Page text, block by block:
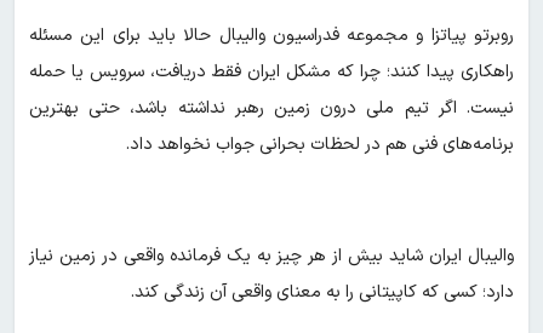
روبرتو پیاتزا و مجموعه فدراسیون والیبال حالا باید برای این مسئله
راهکاری پیدا کنند؛ چرا که مشکل ایران فقط دریافت، سرویس یا حمله
نیست. اگر تیم ملی درون زمین رهبر نداشته باشد، حتی بهترین
برنامه‌های فنی هم در لحظات بحرانی جواب نخواهد داد.
والیبال ایران شاید بیش از هر چیز به یک فرمانده واقعی در زمین نیاز
دارد؛ کسی که کاپیتانی را به معنای واقعی آن زندگی کند.